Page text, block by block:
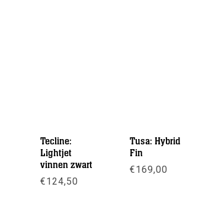
Tecline:
Lightjet
vinnen zwart
€124,50
Tusa: Hybrid
Fin
€169,00